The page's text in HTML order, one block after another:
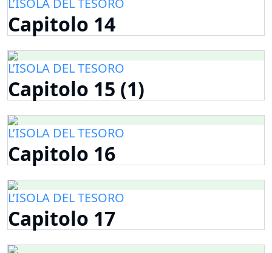
Capitolo 14
L’ISOLA DEL TESORO
Capitolo 15 (1)
L’ISOLA DEL TESORO
Capitolo 16
L’ISOLA DEL TESORO
Capitolo 17